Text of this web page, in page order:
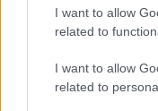
I want to allow
related to
I want to allow
related to
spiagge
ALIMENTAZIONE